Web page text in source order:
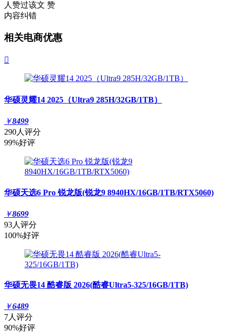
人赞过该文 赞
内容纠错
相关电商优惠

华硕灵耀14 2025（Ultra9 285H/32GB/1TB）
￥8499
290人评分
99%好评
华硕天选6 Pro 锐龙版(锐龙9 8940HX/16GB/1TB/RTX5060)
￥8699
93人评分
100%好评
华硕无畏14 酷睿版 2026(酷睿Ultra5-325/16GB/1TB)
￥6489
7人评分
90%好评